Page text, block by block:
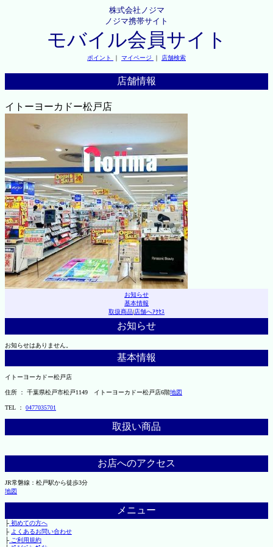
株式会社ノジマ
ノジマ携帯サイト
モバイル会員サイト
ポイント ｜ マイページ ｜ 店舗検索
店舗情報
イトーヨーカドー松戸店
お知らせ
基本情報
取扱商品|店舗へｱｸｾｽ
お知らせ
お知らせはありません。
基本情報
イトーヨーカドー松戸店
住所 ： 千葉県松戸市松戸1149 イトーヨーカドー松戸店6階地図
TEL ： 0477035701
取扱い商品
お店へのアクセス
JR常磐線：松戸駅から徒歩3分
地図
メニュー
├初めての方へ
├ よくあるお問い合わせ
├ご利用規約